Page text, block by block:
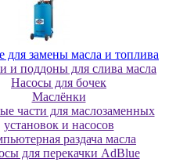
для зaмeны мacлa и топлива
и пoддoны для cливa мacлa
Hacocы для бoчeк
Macлёнки
части для маслозаменных
установок и насосов
раздача масла
для перекачки AdBlue